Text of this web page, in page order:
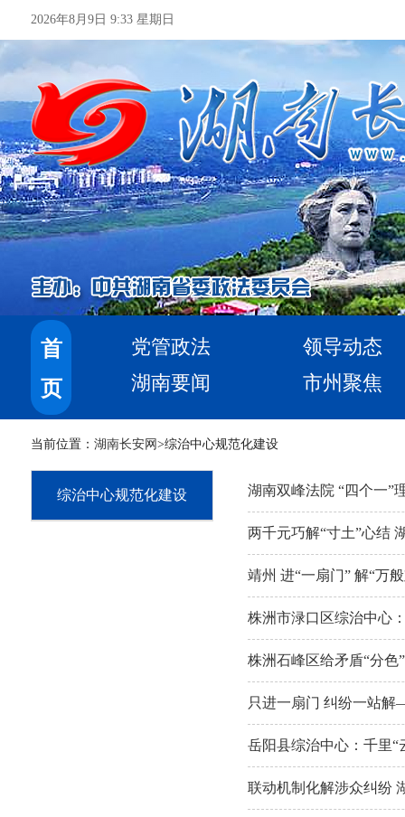
2026年8月9日 9:33 星期日
首
页
党管政法
领导动态
湖南要闻
市州聚焦
当前位置： 湖南长安网 >综治中心规范化建设
综治中心规范化建设 湖南双峰法院 “四个一”
两千元巧解“寸土”心结
靖州 进“一扇门” 解“万
株洲市渌口区综治中心
株洲石峰区给矛盾“分色
只进一扇门 纠纷一站
岳阳县综治中心：千里“
联动机制化解涉众纠纷